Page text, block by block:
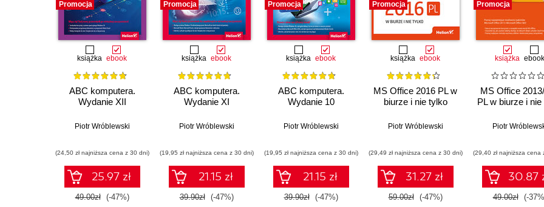
Promocja
książka ebook
ABC komputera.
Wydanie XII
Piotr Wróblewski
(24,50 zł najniższa cena z 30 dni)
25.97 zł
49.00zł (-47%)
Promocja
książka ebook
ABC komputera.
Wydanie XI
Piotr Wróblewski
(19,95 zł najniższa cena z 30 dni)
21.15 zł
39.90zł (-47%)
Promocja
książka ebook
ABC komputera.
Wydanie 10
Piotr Wróblewski
(19,95 zł najniższa cena z 30 dni)
21.15 zł
39.90zł (-47%)
Promocja
książka ebook
MS Office 2016 PL w
biurze i nie tylko
Piotr Wróblewski
(29,49 zł najniższa cena z 30 dni)
31.27 zł
59.00zł (-47%)
Promocja
książka ebook
MS Office
PL w biurze i
Piotr
(29,40 zł najniższa cena
30.87
49.00zł (-